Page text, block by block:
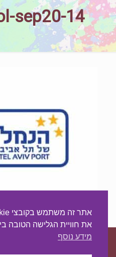
sep20-14
את חוויית הגלישה הטובה
מידע נוסף